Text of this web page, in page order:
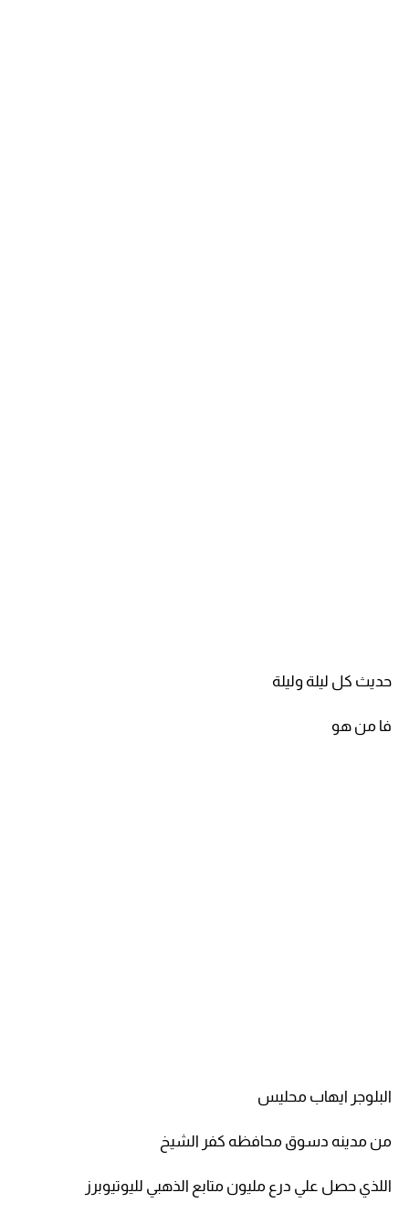
حديث كل ليلة وليلة
فا من هو
البلوجر ايهاب محليس
من مدينه دسوق محافظه كفر الشيخ
اللذي حصل علي درع مليون متابع الذهبي لليوتيوبرز